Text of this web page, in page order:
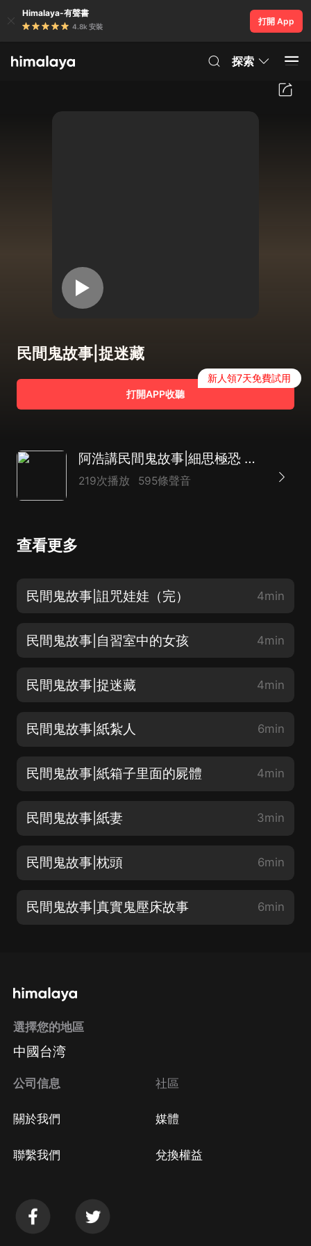
Himalaya-有聲書
4.8k 安裝
打開 App
探索
民間鬼故事|捉迷藏
打開APP收聽
新人領7天免費試用
阿浩講民間鬼故事|細思極恐 膽小勿入|恐怖懸疑靈異驚悚 短篇精品
219次播放 595條聲音
查看更多
民間鬼故事|詛咒娃娃（完） 4min
民間鬼故事|自習室中的女孩 4min
民間鬼故事|捉迷藏 4min
民間鬼故事|紙紮人 6min
民間鬼故事|紙箱子里面的屍體 4min
民間鬼故事|紙妻 3min
民間鬼故事|枕頭 6min
民間鬼故事|真實鬼壓床故事 6min
選擇您的地區
中國台湾
公司信息
關於我們
聯繫我們
社區
媒體
兌換權益